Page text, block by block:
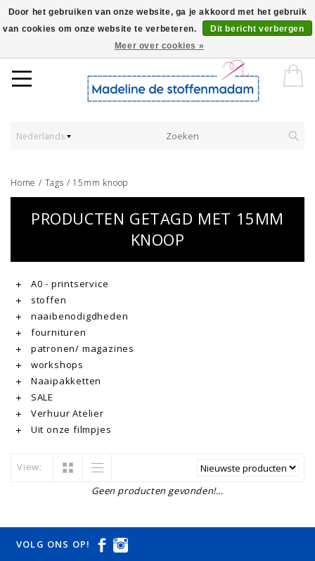
Worldwide Shipping - Onze stoffen worden verkocht per 10 cm.
Nederlands
Home / Tags / 15mm knoop
PRODUCTEN GETAGD MET 15MM
KNOOP
A0 - printservice
stoffen
naaibenodigdheden
fournituren
patronen/ magazines
workshops
Naaipakketten
SALE
Verhuur Atelier
Uit onze filmpjes
View:
Geen producten gevonden!...
VOLG ONS OP!
Door het gebruiken van onze website, ga je akkoord met het gebruik
van cookies om onze website te verbeteren.
Dit bericht verbergen
Meer over cookies »